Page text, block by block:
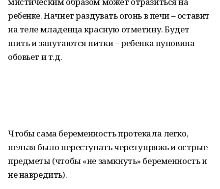
ребенке. Начнет раздувать огонь в печи – оставит
на теле младенца красную отметину. Будет
шить и запутаются нитки – ребенка пуповина
обовьет и т.д.
Чтобы сама беременность протекала легко,
нельзя было переступать через упряжь и острые
предметы (чтобы «не замкнуть» беременность и
не навредить).